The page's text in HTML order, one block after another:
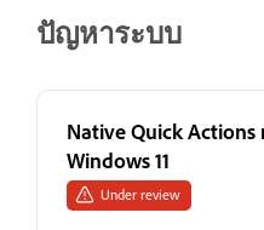
ปัญหาระบบ
Native Quick
Windows 11
Under review